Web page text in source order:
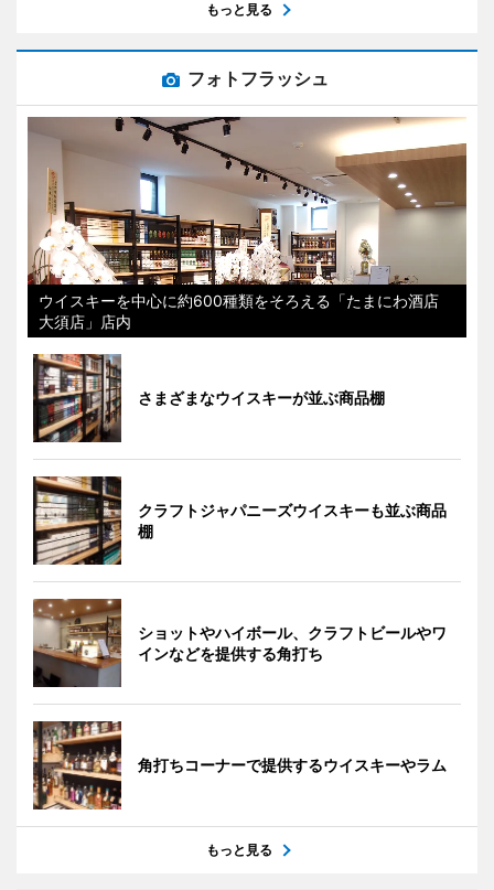
もっと見る
フォトフラッシュ
ウイスキーを中心に約600種類をそろえる「たまにわ酒店
大須店」店内
さまざまなウイスキーが並ぶ商品棚
クラフトジャパニーズウイスキーも並ぶ商品
棚
ショットやハイボール、クラフトビールやワ
インなどを提供する角打ち
角打ちコーナーで提供するウイスキーやラム
もっと見る